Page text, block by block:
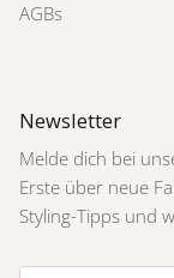
AGBs
Newsletter
Melde dich bei
Erste über neue
Styling-Tipps und